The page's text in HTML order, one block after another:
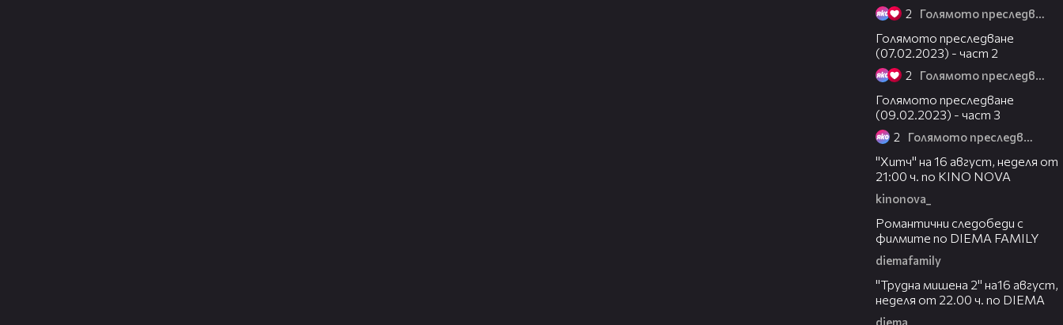
2 Голямото преследване
Голямото преследване
(07.02.2023) - част 2
2 Голямото преследване
Голямото преследване
(09.02.2023) - част 3
2 Голямото преследване
"Хитч" на 16 август, неделя от
21:00 ч. по KINO NOVA
kinonova_
Романтични следобеди с
филмите по DIEMA FAMILY
diemafamily
"Трудна мишена 2" на16 август,
неделя от 22.00 ч. по DIEMA
diema